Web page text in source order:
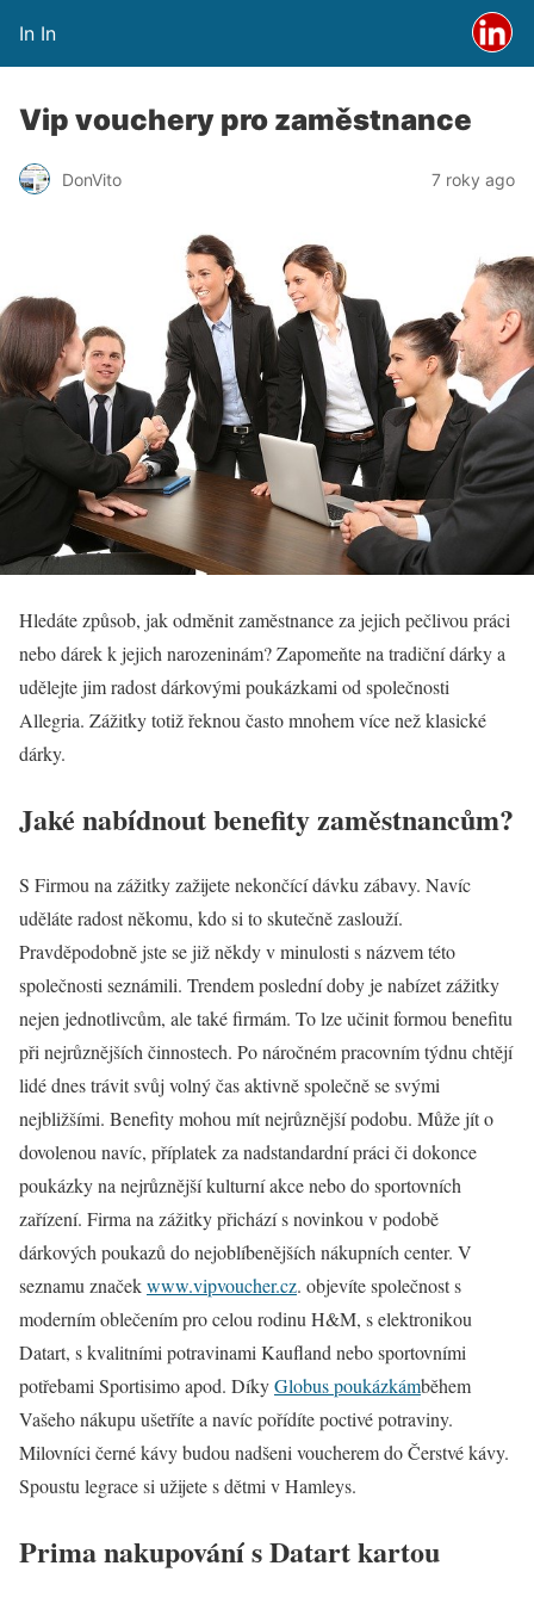
In In
Vip vouchery pro zaměstnance
DonVito 7 roky ago
Hledáte způsob, jak odměnit zaměstnance za jejich pečlivou práci
nebo dárek k jejich narozeninám? Zapomeňte na tradiční dárky a
udělejte jim radost dárkovými poukázkami od společnosti
Allegria. Zážitky totiž řeknou často mnohem více než klasické
dárky.
Jaké nabídnout benefity zaměstnancům?
S Firmou na zážitky zažijete nekončící dávku zábavy. Navíc
uděláte radost někomu, kdo si to skutečně zaslouží.
Pravděpodobně jste se již někdy v minulosti s názvem této
společnosti seznámili. Trendem poslední doby je nabízet zážitky
nejen jednotlivcům, ale také firmám. To lze učinit formou benefitu
při nejrůznějších činnostech. Po náročném pracovním týdnu chtějí
lidé dnes trávit svůj volný čas aktivně společně se svými
nejbližšími. Benefity mohou mít nejrůznější podobu. Může jít o
dovolenou navíc, příplatek za nadstandardní práci či dokonce
poukázky na nejrůznější kulturní akce nebo do sportovních
zařízení. Firma na zážitky přichází s novinkou v podobě
dárkových poukazů do nejoblíbenějších nákupních center. V
seznamu značekwww.vipvoucher.cz. objevíte společnost s
moderním oblečením pro celou rodinu H&M, s elektronikou
Datart, s kvalitními potravinami Kaufland nebo sportovními
potřebami Sportisimo apod. DíkyGlobus poukázkámběhem
Vašeho nákupu ušetříte a navíc pořídíte poctivé potraviny.
Milovníci černé kávy budou nadšeni voucherem do Čerstvé kávy.
Spoustu legrace si užijete s dětmi v Hamleys.
Prima nakupování s Datart kartou